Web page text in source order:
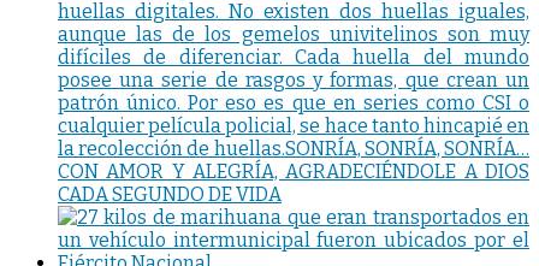
huellas digitales. No existen dos huellas iguales,
aunque las de los gemelos univitelinos son muy
difíciles de diferenciar. Cada huella del mundo
posee una serie de rasgos y formas, que crean un
patrón único. Por eso es que en series como CSI o
cualquier película policial, se hace tanto hincapié en
la recolección de huellas.SONRÍA, SONRÍA, SONRÍA…
CON AMOR Y ALEGRÍA, AGRADECIÉNDOLE A DIOS
CADA SEGUNDO DE VIDA